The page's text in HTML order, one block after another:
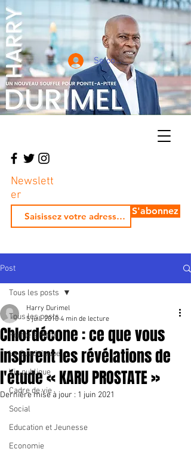
Se connecter
Newslett
er
S'abonnez
Post
Tous les posts
Pointe à Pitre
La Guadeloupe
Vie publique
Cadre de vie
Social
Education et Jeunesse
Economie
Tous les posts
Chlordécone : ce que vous
inspirent les révélations de
l'étude « KARU PROSTATE »
Harry Durimel
5 juil. 2010 4 min de lecture
Dernière mise à jour : 1 juin 2021